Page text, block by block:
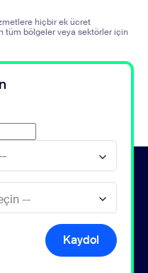
hiçbir ek ücret
tüm bölgeler veya sektörler için
Kaydol